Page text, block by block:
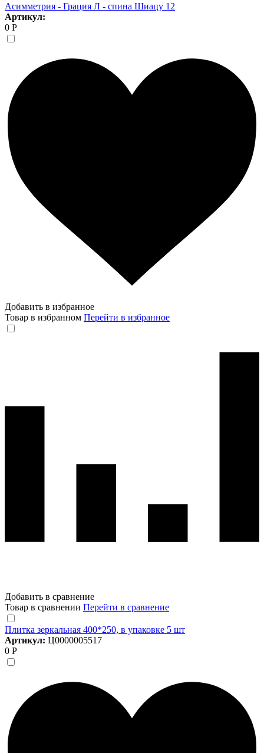
Асимметрия - Грация Л - спина Шиацу 12
Артикул:
0 Р
Добавить в избранное
Товар в избранном Перейти в избранное
Добавить в сравнение
Товар в сравнении Перейти в сравнение
Плитка зеркальная 400*250, в упаковке 5 шт
Артикул: Ц0000005517
0 Р